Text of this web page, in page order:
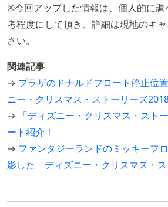
※今回アップした情報は、個人的に
考程度にして頂き、詳細は現地のキ
さい。
関連記事
→ プラザのドナルドフロート停止位
ニー・クリスマス・ストーリーズ2018
→
「ディズニー・クリスマス・スト
ート紹介！
→ ファンタジーランドのミッキーフ
影した「ディズニー・クリスマス・ス